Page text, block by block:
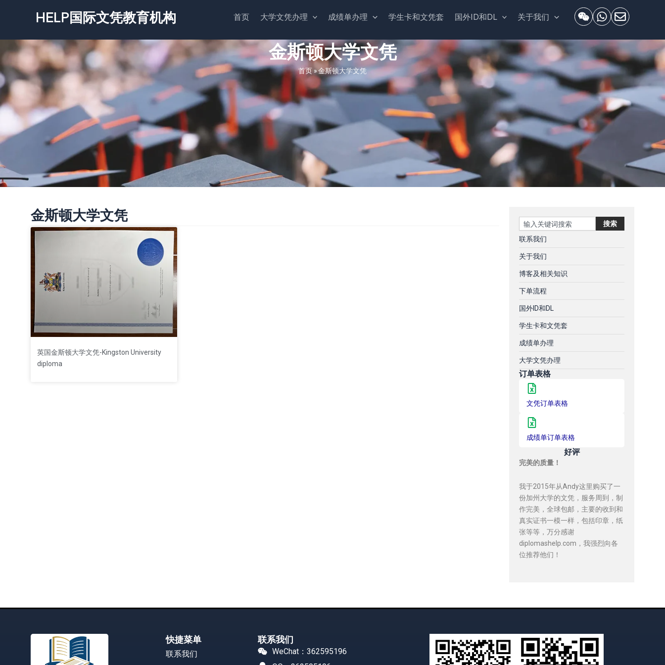
容
HELP国际文凭教育机构 首页 大学文凭办理 成绩单办理 学生卡和文凭套 国外ID和DL 关于我们
金斯顿大学文凭
首页»金斯顿大学文凭
金斯顿大学文凭
英国金斯顿大学文凭-Kingston University
diploma
Search 搜索
联系我们
关于我们
博客及相关知识
下单流程
国外ID和DL
学生卡和文凭套
成绩单办理
大学文凭办理
订单表格
文凭订单表格
成绩单订单表格
好评
完美的质量！
我于2015年从Andy这里购买了一
份加州大学的文凭，服务周到，制
作完美，全球包邮，主要的收到和
真实证书一模一样，包括印章，纸
张等等，万分感谢
diplomashelp.com，我强烈向各
位推荐他们！
快捷菜单
联系我们
联系我们
WeChat：362595196